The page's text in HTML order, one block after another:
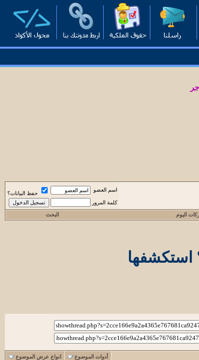
اسم العضو
حفظ البيانات؟
كلمة المرور
اليوم البحث
استكشفها
أدوات الموضوع انواع عرض الموضوع